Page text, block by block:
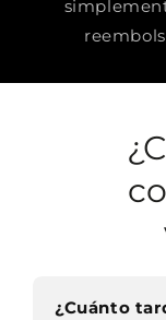
¿Cuánto